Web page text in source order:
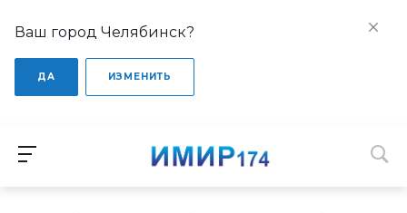
Ваш город Челябинск?
ДА ИЗМЕНИТЬ